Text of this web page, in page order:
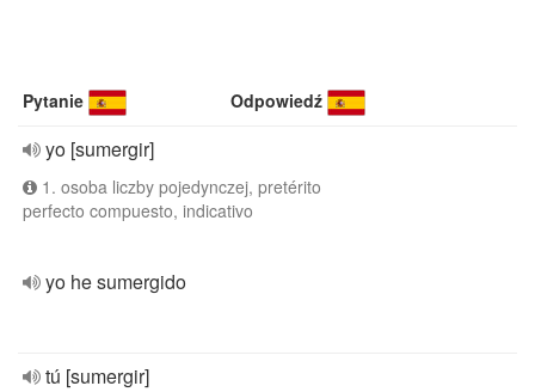
Pytanie Odpowiedź
yo [sumergir]
1. osoba liczby pojedynczej, pretérito
perfecto compuesto, indicativo
yo he sumergido
tú [sumergir]